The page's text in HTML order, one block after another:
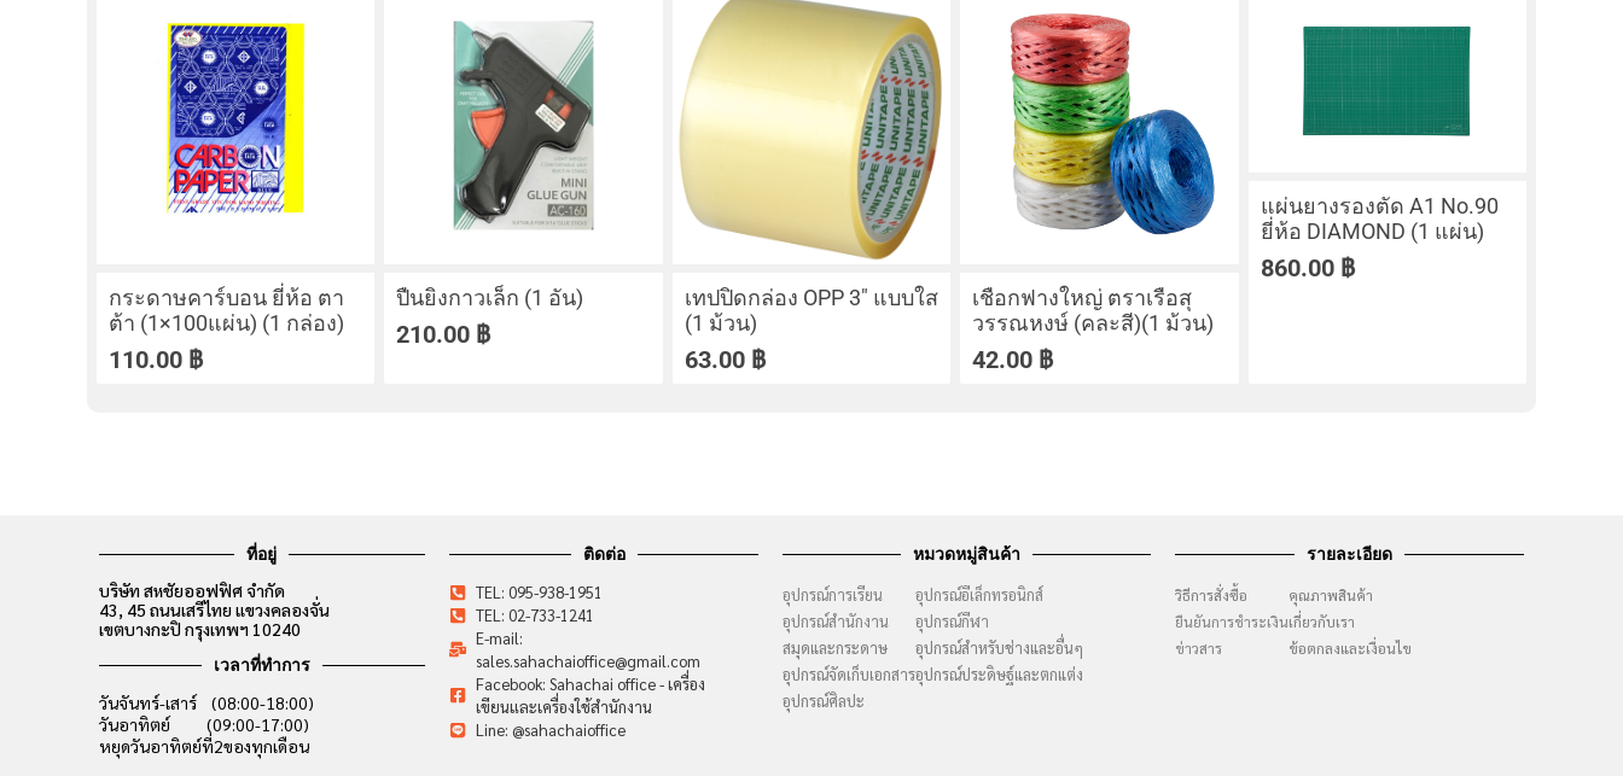
กระดาษคาร์บอน ยี่ห้อ ตา
ต้า (1×100แผ่น) (1 กล่อง)
110.00 ฿
ปืนยิงกาวเล็ก (1 อัน)
210.00 ฿
เทปปิดกล่อง OPP 3″ แบบใส
(1 ม้วน)
63.00 ฿
เชือกฟางใหญ่ ตราเรือสุ
วรรณหงษ์ (คละสี)(1 ม้วน)
42.00 ฿
แผ่นยางรองตัด A1 No.90
ยี่ห้อ DIAMOND (1 แผ่น)
860.00 ฿
ที่อยู่
บริษัท สหชัยออฟฟิศ จำกัด
43, 45 ถนนเสรีไทย แขวงคลองจั่น
เขตบางกะปิ กรุงเทพฯ 10240
เวลาที่ทำการ
วันจันทร์-เสาร์ (08:00-18:00)
วันอาทิตย์ (09:00-17:00)
หยุดวันอาทิตย์ที่2ของทุกเดือน
ติดต่อ
TEL: 095-938-1951
TEL: 02-733-1241
E-mail:
sales.sahachaioffice@gmail.com
Facebook: Sahachai office - เครื่อง
เขียนและเครื่องใช้สำนักงาน
Line: @sahachaioffice
หมวดหมู่สินค้า
อุปกรณ์การเรียน
อุปกรณ์สำนักงาน
สมุดและกระดาษ
อุปกรณ์จัดเก็บเอกสาร
อุปกรณ์ศิลปะ
อุปกรณ์อีเล็กทรอนิกส์
อุปกรณ์กีฬา
อุปกรณ์สำหรับช่างและอื่นๆ
อุปกรณ์ประดิษฐ์และตกแต่ง
รายละเอียด
วิธีการสั่งซื้อ
ยืนยันการชำระเงิน
ข่าวสาร
คุณภาพสินค้า
เกี่ยวกับเรา
ข้อตกลงและเงื่อนไข